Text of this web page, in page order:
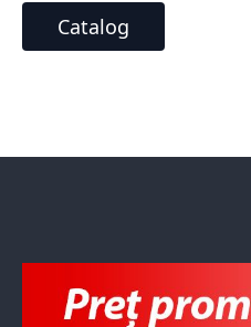
Catalog